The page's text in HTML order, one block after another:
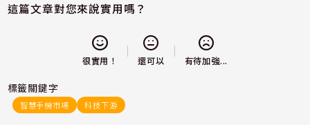
這篇文章對您來說實用嗎？
很實用！ 還可以 有待加強...
標籤關鍵字
智慧手機市場 科技下游